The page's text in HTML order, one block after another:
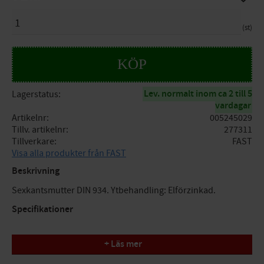
st
KÖP
Lagerstatus
Lev. normalt inom ca 2 till 5
vardagar
Artikelnr
005245029
Tillv. artikelnr
277311
Tillverkare
FAST
Visa alla produkter från FAST
Beskrivning
Sexkantsmutter DIN 934. Ytbehandling: Elförzinkad.
Specifikationer
Dimension : M10
Nyckelvidd : 17 mm+ Läs mer